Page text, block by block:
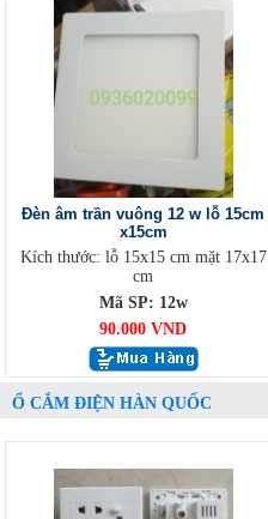
Đèn âm trần vuông 12 w lỗ 15cm
x15cm
Kích thước: lỗ 15x15 cm mặt 17x17
cm
Mã SP: 12w
90.000 VND
Ổ CẮM ĐIỆN HÀN QUỐC